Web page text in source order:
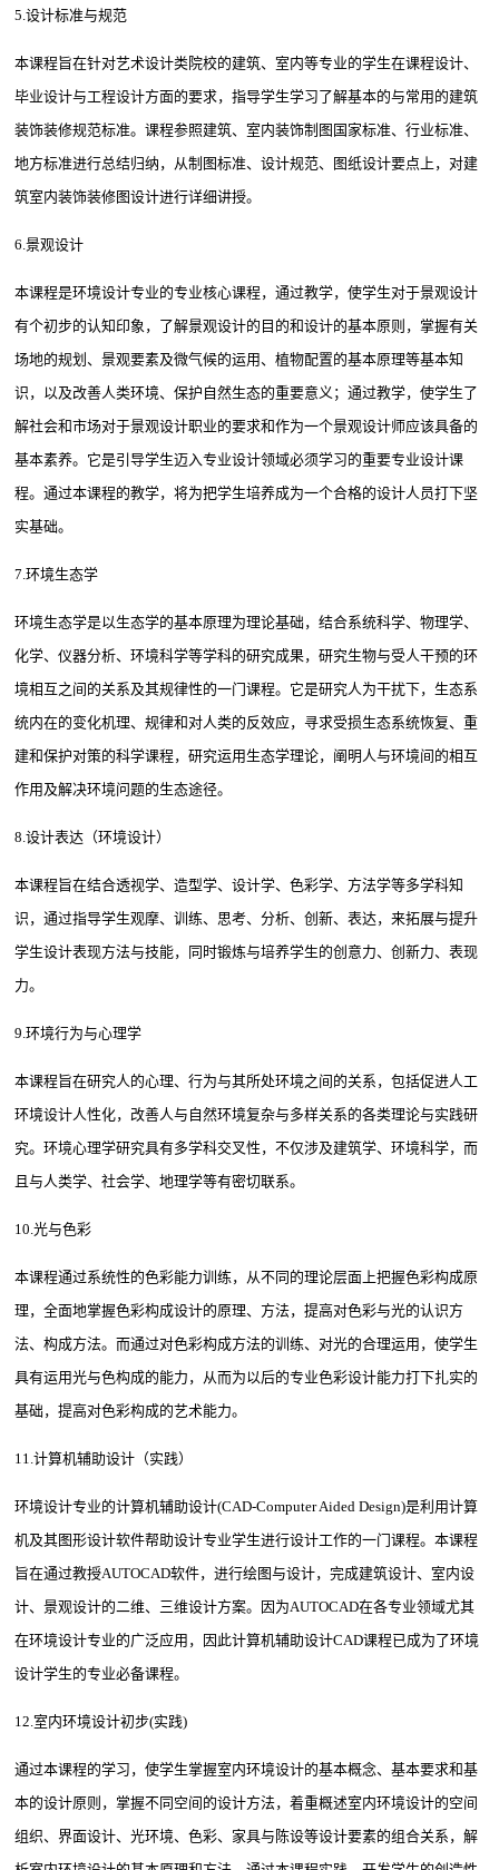
5.设计标准与规范
本课程旨在针对艺术设计类院校的建筑、室内等专业的学生在课程设计、
毕业设计与工程设计方面的要求，指导学生学习了解基本的与常用的建筑
装饰装修规范标准。课程参照建筑、室内装饰制图国家标准、行业标准、
地方标准进行总结归纳，从制图标准、设计规范、图纸设计要点上，对建
筑室内装饰装修图设计进行详细讲授。
6.景观设计
本课程是环境设计专业的专业核心课程，通过教学，使学生对于景观设计
有个初步的认知印象，了解景观设计的目的和设计的基本原则，掌握有关
场地的规划、景观要素及微气候的运用、植物配置的基本原理等基本知
识，以及改善人类环境、保护自然生态的重要意义；通过教学，使学生了
解社会和市场对于景观设计职业的要求和作为一个景观设计师应该具备的
基本素养。它是引导学生迈入专业设计领域必须学习的重要专业设计课
程。通过本课程的教学，将为把学生培养成为一个合格的设计人员打下坚
实基础。
7.环境生态学
环境生态学是以生态学的基本原理为理论基础，结合系统科学、物理学、
化学、仪器分析、环境科学等学科的研究成果，研究生物与受人干预的环
境相互之间的关系及其规律性的一门课程。它是研究人为干扰下，生态系
统内在的变化机理、规律和对人类的反效应，寻求受损生态系统恢复、重
建和保护对策的科学课程，研究运用生态学理论，阐明人与环境间的相互
作用及解决环境问题的生态途径。
8.设计表达（环境设计）
本课程旨在结合透视学、造型学、设计学、色彩学、方法学等多学科知
识，通过指导学生观摩、训练、思考、分析、创新、表达，来拓展与提升
学生设计表现方法与技能，同时锻炼与培养学生的创意力、创新力、表现
力。
9.环境行为与心理学
本课程旨在研究人的心理、行为与其所处环境之间的关系，包括促进人工
环境设计人性化，改善人与自然环境复杂与多样关系的各类理论与实践研
究。环境心理学研究具有多学科交叉性，不仅涉及建筑学、环境科学，而
且与人类学、社会学、地理学等有密切联系。
10.光与色彩
本课程通过系统性的色彩能力训练，从不同的理论层面上把握色彩构成原
理，全面地掌握色彩构成设计的原理、方法，提高对色彩与光的认识方
法、构成方法。而通过对色彩构成方法的训练、对光的合理运用，使学生
具有运用光与色构成的能力，从而为以后的专业色彩设计能力打下扎实的
基础，提高对色彩构成的艺术能力。
11.计算机辅助设计（实践）
环境设计专业的计算机辅助设计(CAD-Computer Aided Design)是利用计算
机及其图形设计软件帮助设计专业学生进行设计工作的一门课程。本课程
旨在通过教授AUTOCAD软件，进行绘图与设计，完成建筑设计、室内设
计、景观设计的二维、三维设计方案。因为AUTOCAD在各专业领域尤其
在环境设计专业的广泛应用，因此计算机辅助设计CAD课程已成为了环境
设计学生的专业必备课程。
12.室内环境设计初步(实践)
通过本课程的学习，使学生掌握室内环境设计的基本概念、基本要求和基
本的设计原则，掌握不同空间的设计方法，着重概述室内环境设计的空间
组织、界面设计、光环境、色彩、家具与陈设等设计要素的组合关系，解